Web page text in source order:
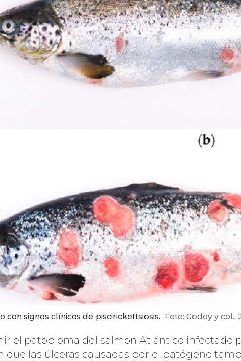
con signos clínicos de piscirickettsiosis. Foto: Godoy y col.,
el patobioma del salmón Atlántico infectado
que las úlceras causadas por el patógeno